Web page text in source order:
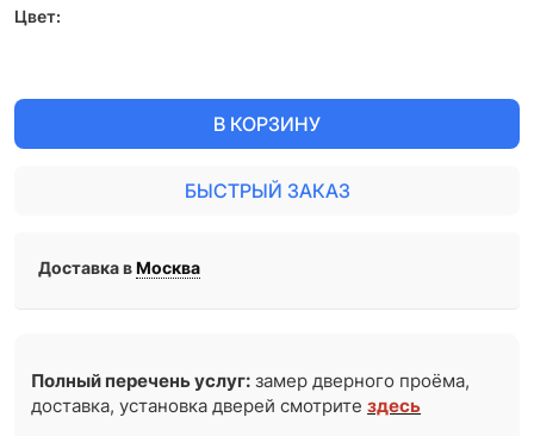
Цвет:
В КОРЗИНУ
БЫСТРЫЙ ЗАКАЗ
Доставка вМосква
Полный перечень услуг: замер дверного проёма,
доставка, установка дверей смотритездесь